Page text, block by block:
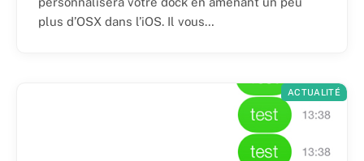
plus d’OSX dans l’iOS. Il vous…
ACTUALITÉ